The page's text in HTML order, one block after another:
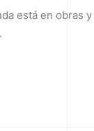
está en obras y